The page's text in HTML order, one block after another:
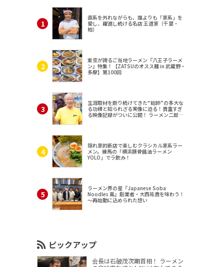
直系を外れながらも、誰よりも「家系」を
愛し、躍進し続ける名店 王道家（千葉・
柏）
東京が誇るご当地ラーメン『八王子ラーメ
ン』特集！【ZATSUのオスス麺 in 武蔵野・
多摩】第100回
生涯取材を断り続けてきた“総帥”の多大な
る功績と知られざる実像に迫る！貴重すぎ
る映像記録がついに公開！ ラーメン二郎
隠れ家的新店で楽しむクラシカル家系ラー
メン。練馬の「横浜豚骨醤油ラーメン
YOLO」でラ飲み！
ラーメン界の星『Japanese Soba
Noodles 蔦』創業者・大西祐貴を味わう！
～再始動に込められた想い
ピックアップ
会長は石破茂次期首相！ ラーメン